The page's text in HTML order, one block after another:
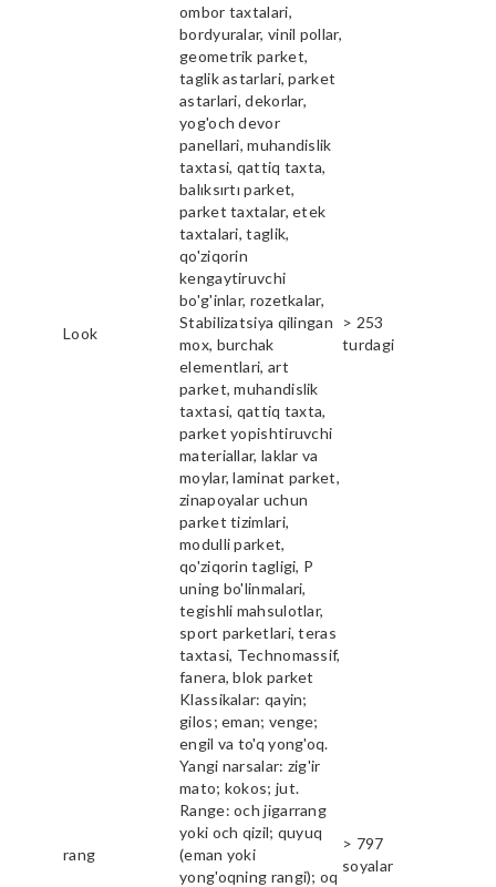
Look
ombor taxtalari,
bordyuralar, vinil pollar,
geometrik parket,
taglik astarlari, parket
astarlari, dekorlar,
yog'och devor
panellari, muhandislik
taxtasi, qattiq taxta,
balıksırtı parket,
parket taxtalar, etek
taxtalari, taglik,
qo'ziqorin
kengaytiruvchi
bo'g'inlar, rozetkalar,
Stabilizatsiya qilingan
mox, burchak
elementlari, art
parket, muhandislik
taxtasi, qattiq taxta,
parket yopishtiruvchi
materiallar, laklar va
moylar, laminat parket,
zinapoyalar uchun
parket tizimlari,
modulli parket,
qo'ziqorin tagligi, P
uning bo'linmalari,
tegishli mahsulotlar,
sport parketlari, teras
taxtasi, Technomassif,
fanera, blok parket
> 253
turdagi
rang
Klassikalar: qayin;
gilos; eman; venge;
engil va to'q yong'oq.
Yangi narsalar: zig'ir
mato; kokos; jut.
Range: och jigarrang
yoki och qizil; quyuq
(eman yoki
yong'oqning rangi); oq
> 797
soyalar